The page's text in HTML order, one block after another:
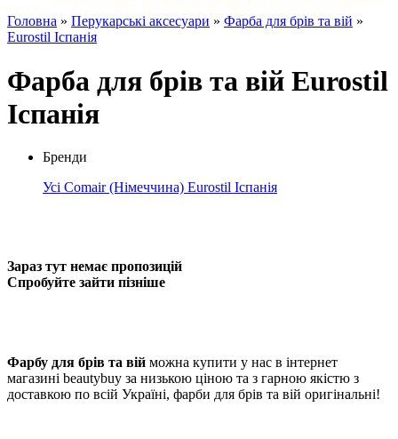
Головна » Перукарські аксесуари » Фарба для брів та вій »
Eurostil Іспанія
Фарба для брів та вій Eurostil
Іспанія
Бренди
Усі Comair (Німеччина) Eurostil Іспанія
Зараз тут немає пропозицій
Спробуйте зайти пізніше
Фарбу для брів та вій можна купити у нас в інтернет
магазині beautybuy за низькою ціною та з гарною якістю з
доставкою по всій Україні, фарби для брів та вій оригінальні!